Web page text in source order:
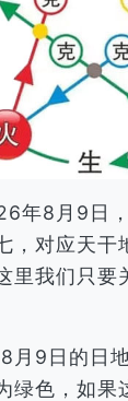
年8月9日
，对应天干
里我们只要
月9日的日
绿色，如果